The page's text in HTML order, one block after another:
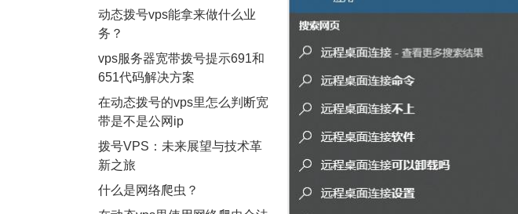
动态拨号vps能拿来做什么业
务？
vps服务器宽带拨号提示691和
651代码解决方案
在动态拨号的vps里怎么判断宽
带是不是公网ip
拨号VPS：未来展望与技术革
新之旅
什么是网络爬虫？